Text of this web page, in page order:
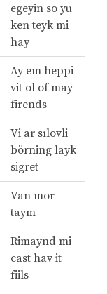
egeyin so yu
ken teyk mi
hay
Ay em heppi
vit ol of may
firends
Vi ar sılovli
börning layk
sigret
Van mor
taym
Rimaynd mi
cast hav it
fiils